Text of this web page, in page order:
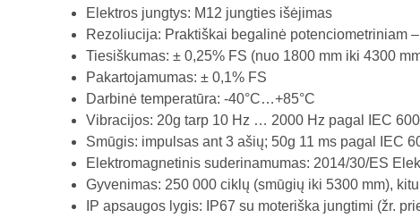
Elektros jungtys: M12 jungties išėjimas
Rezoliucija: Praktiškai begalinė
Tiesiškumas: ± 0,25% FS (nuo 1800 mm iki 4300
Pakartojamumas: ± 0,1% FS
Darbinė temperatūra: -40°C…+85°C
Vibracijos: 20g tarp 10 Hz … 2000 Hz pagal IEC
Smūgis: impulsas ant 3 ašių; 50g 11 ms pagal IEC
Elektromagnetinis suderinamumas: 2014/30/ES
Gyvenimas: 250 000 ciklų (smūgių iki 5300 mm),
IP apsaugos lygis: IP67 su moteriška jungtimi (žr.